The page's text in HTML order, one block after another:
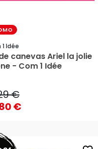
Idée
canevas Ariel la jolie
- Com 1 Idée
€
€
€
AJOUTER AU PANIER